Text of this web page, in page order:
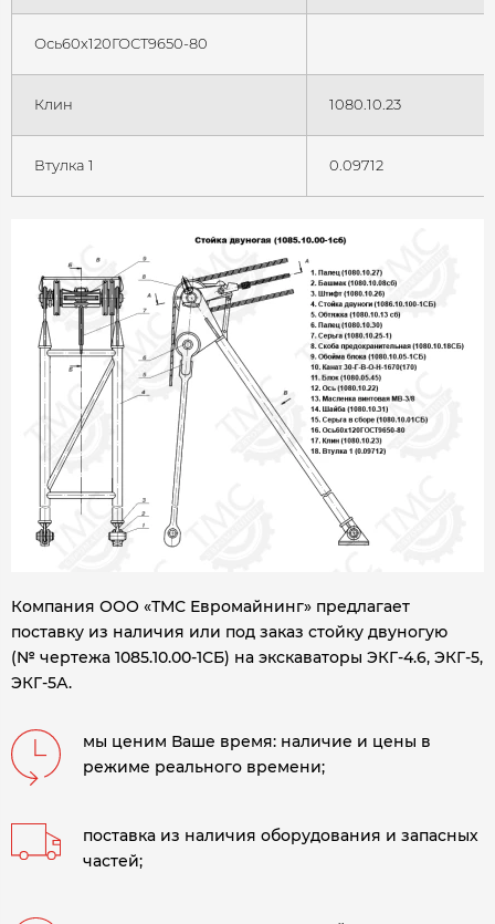
Ось60х120ГОСТ9650-80
Клин 1080.10.23
Втулка 1 0.09712
Компания ООО «ТМС Евромайнинг» предлагает
поставку из наличия или под заказ стойку двуногую
(№ чертежа 1085.10.00-1СБ) на экскаваторы ЭКГ-4.6, ЭКГ-5,
ЭКГ-5А.
мы ценим Ваше время: наличие и цены в
режиме реального времени;
поставка из наличия оборудования и запасных
частей;